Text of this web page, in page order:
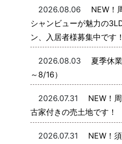
2026.08.06
NEW！
シャンビューが魅力の
ン、入居者様募集中です！
2026.08.03
夏季休
～8/16）
2026.07.31
NEW！
古家付きの売土地です！
2026.07.31
NEW！